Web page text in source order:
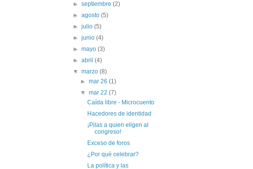
►septiembre(2)
►agosto(5)
►julio(5)
►junio(4)
►mayo(3)
►abril(4)
▼marzo(8)
► mar 26 (1)
▼ mar 22 (7)
Caída libre - Microcuento
Hacedores de identidad
¡Pilas a quien eligen al
congreso!
Exceso de foros
¿Por qué celebrar?
La política y las